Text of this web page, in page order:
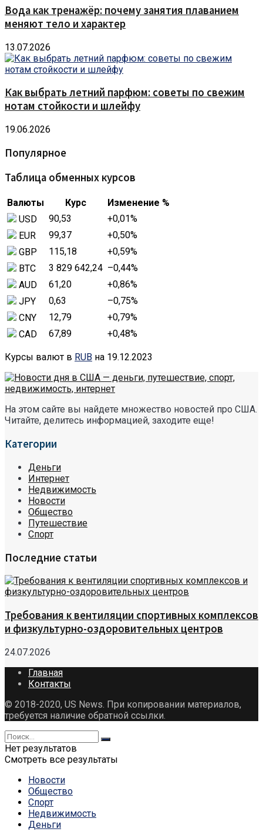
Вода как тренажёр: почему занятия плаванием
меняют тело и характер
13.07.2026
Как выбрать летний парфюм: советы по свежим
нотам стойкости и шлейфу
19.06.2026
Популярное
Таблица обменных курсов
Валюты Курс
Изменение %
USD
90,53 +0,01%
EUR
99,37 +0,50%
GBP
115,18 +0,59%
BTC
3 829 642,24 –0,44%
AUD
61,20 +0,86%
JPY
0,63 –0,75%
CNY
12,79 +0,79%
CAD
67,89 +0,48%
Курсы валют в RUB на 19.12.2023
На этом сайте вы найдете множество новостей про США.
Читайте, делитесь информацией, заходите еще!
Категории
Деньги
Интернет
Недвижимость
Новости
Общество
Путешествие
Спорт
Последние статьи
Требования к вентиляции спортивных комплексов
и физкультурно-оздоровительных центров
24.07.2026
Главная
Контакты
© 2018-2020, US News. При копировании материалов,
требуется наличие обратной ссылки.
Нет результатов
Смотреть все результаты
Новости
Общество
Спорт
Недвижимость
Деньги